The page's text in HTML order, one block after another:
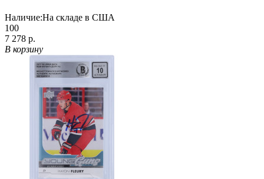
Наличие:На складе в США
100
7 278 р.
В корзину